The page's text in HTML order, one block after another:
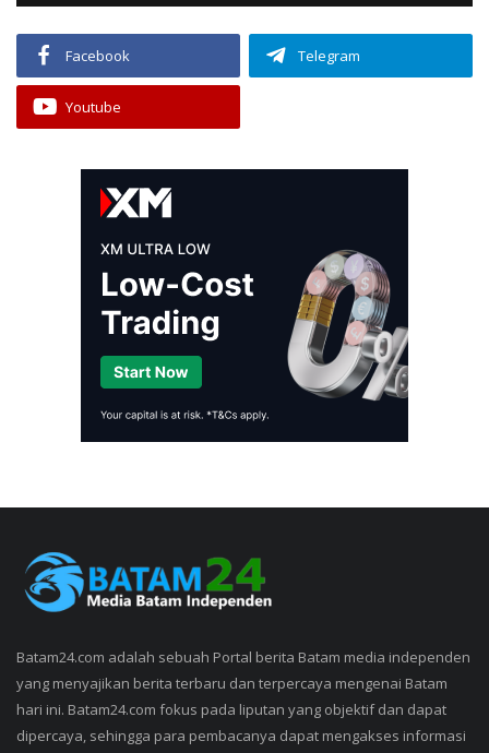
Facebook Telegram
Youtube
Batam24.com adalah sebuah Portal berita Batam media independen
yang menyajikan berita terbaru dan terpercaya mengenai Batam
hari ini. Batam24.com fokus pada liputan yang objektif dan dapat
dipercaya, sehingga para pembacanya dapat mengakses informasi